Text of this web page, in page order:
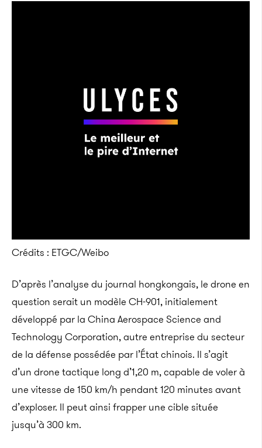
Crédits : ETGC/Weibo
D’après l’analyse du journal hongkongais, le drone en
question serait un modèle CH-901, initialement
développé par la China Aerospace Science and
Technology Corporation, autre entreprise du secteur
de la défense possédée par l’État chinois. Il s’agit
d’un drone tactique long d’1,20 m, capable de voler à
une vitesse de 150 km/h pendant 120 minutes avant
d’exploser. Il peut ainsi frapper une cible située
jusqu’à 300 km.